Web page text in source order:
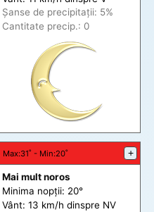
Șanse de precipitații: 5%
Cantitate precip.: 0
Max:31˚ - Min:20˚ +
Mai mult noros
Minima nopții: 20°
Vânt: 13 km/h dinspre NV